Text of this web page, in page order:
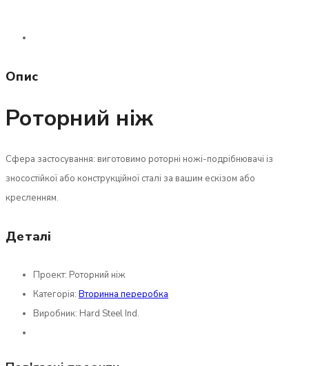
Опис
Роторний ніж
Сфера застосування: виготовимо роторні ножі-подрібнювачі із
зносостійкої або конструкційної сталі за вашим ескізом або
кресленням.
Деталі
Проект: Роторний ніж
Категорія: Вторинна переробка
Виробник: Hard Steel Ind.